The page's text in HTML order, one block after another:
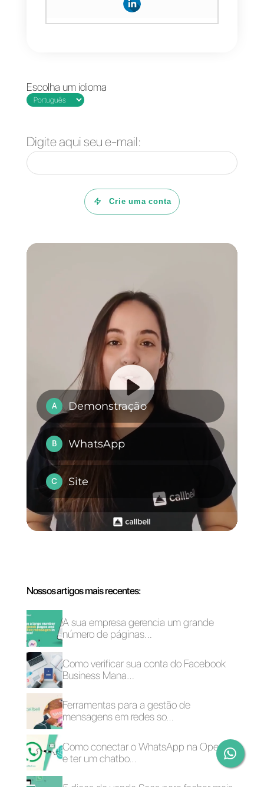
Em conclusão, o
é uma grande
estratégia para lograr um
constante e clara. Se você
potenciais clientes irão
crescendo pouco a pouco.
Uma excelente maneira de
gerenciar e gestionar todas as
consultas que chegam a sua
conta do Telegram é usar a
Callbell. Esse app de
mensageria logra integrar
múltiplos canais de
comunicação incluído o
Cabe destacar que a Callbell
conta com muitas
funcionalidades especiais para
times de venda e suporte que
tornarão os processos de
atendimento e vendas mais
fáceis de gerenciar.
Se você quer experimentar a